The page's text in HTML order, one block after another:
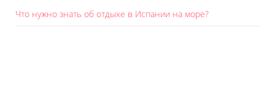
Что нужно знать об отдыхе в Испании на море?